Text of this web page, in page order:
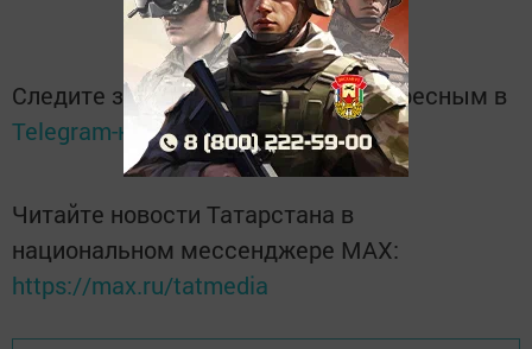
Следите за самым важным и интересным в
Telegram-канале Татмедиа
Читайте новости Татарстана в
национальном мессенджере MАХ:
https://max.ru/tatmedia